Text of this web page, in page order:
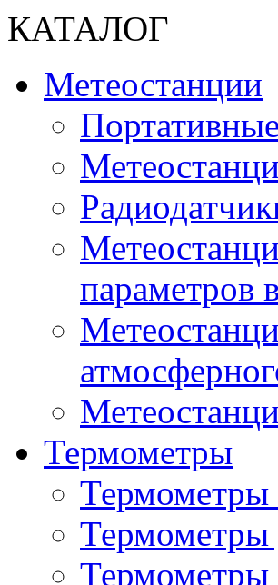
КАТАЛОГ
Метеостанции
параметров
Термометры
Термометры
Термометры
Термометры